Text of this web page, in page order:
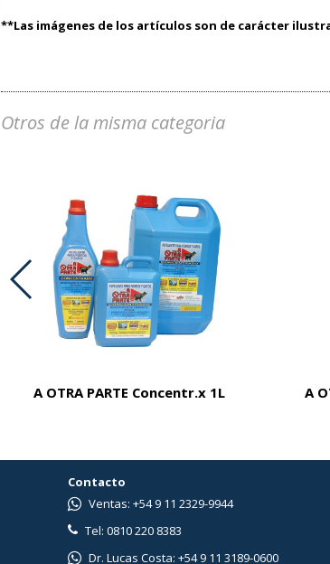
**Las imágenes de los artículos son de carácter
Otros de la misma categoria
A OTRA PARTE Concentr.x 1L A
Contacto
Ventas: +54 9 11 2329-9944
Tel: 0810 220 8383
Dr. Lucas Costa: +54 9 11 3189-0600